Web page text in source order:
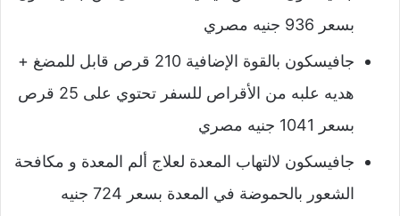
بسعر 936 جنيه مصري
جافيسكون بالقوة الإضافية 210 قرص قابل للمضغ +
هديه علبه من الأقراص للسفر تحتوي على 25 قرص
بسعر 1041 جنيه مصري
جافيسكون لالتهاب المعدة لعلاج ألم المعدة و مكافحة
الشعور بالحموضة في المعدة بسعر 724 جنيه